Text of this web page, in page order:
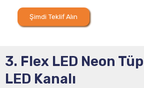
Şimdi Teklif Alın
3. Flex LED Neon
LED Kanalı